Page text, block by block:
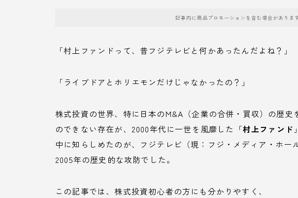
記事内に商品プロモーションを含む場合がありま
「村上ファンドって、昔フジテレビと何かあったんだよね？」
「ライブドアとホリエモンだけじゃなかったの？」
株式投資の世界、特に日本のM&A（企業の合併・買収）の歴史
のできない存在が、2000年代に一世を風靡した「村上ファンド
中に知らしめたのが、フジテレビ（現：フジ・メディア・ホー
2005年の歴史的な攻防でした。
この記事では、株式投資初心者の方にも分かりやすく、